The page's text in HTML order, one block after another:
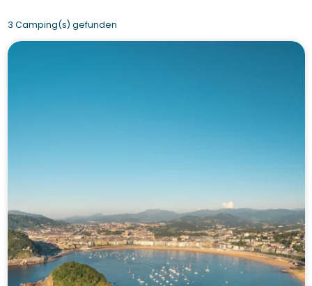
3 Camping(s) gefunden